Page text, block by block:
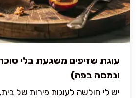
עוגת שזיפים משגעת בלי סוכר
ונמסה בפה)
יש לי חולשה לעוגות פירות של